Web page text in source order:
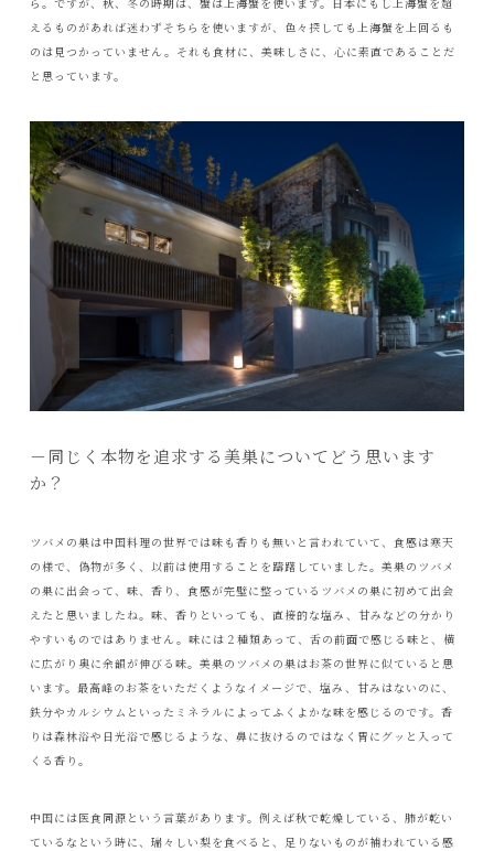
えるものがあれば迷わずそちらを使いますが、色々探しても上海蟹を上回るも
のは見つかっていません。それも食材に、美味しさに、心に素直であることだ
と思っています。
－同じく本物を追求する美巣についてどう思います
か？
ツバメの巣は中国料理の世界では味も香りも無いと言われていて、食感は寒天
の様で、偽物が多く、以前は使用することを躊躇していました。美巣のツバメ
の巣に出会って、味、香り、食感が完璧に整っているツバメの巣に初めて出会
えたと思いましたね。味、香りといっても、直接的な塩み、甘みなどの分かり
やすいものではありません。味には２種類あって、舌の前面で感じる味と、横
に広がり奥に余韻が伸びる味。美巣のツバメの巣はお茶の世界に似ていると思
います。最高峰のお茶をいただくようなイメージで、塩み、甘みはないのに、
鉄分やカルシウムといったミネラルによってふくよかな味を感じるのです。香
りは森林浴や日光浴で感じるような、鼻に抜けるのではなく胃にグッと入って
くる香り。
中国には医食同源という言葉があります。例えば秋で乾燥している、肺が乾い
ているなという時に、瑞々しい梨を食べると、足りないものが補われている感